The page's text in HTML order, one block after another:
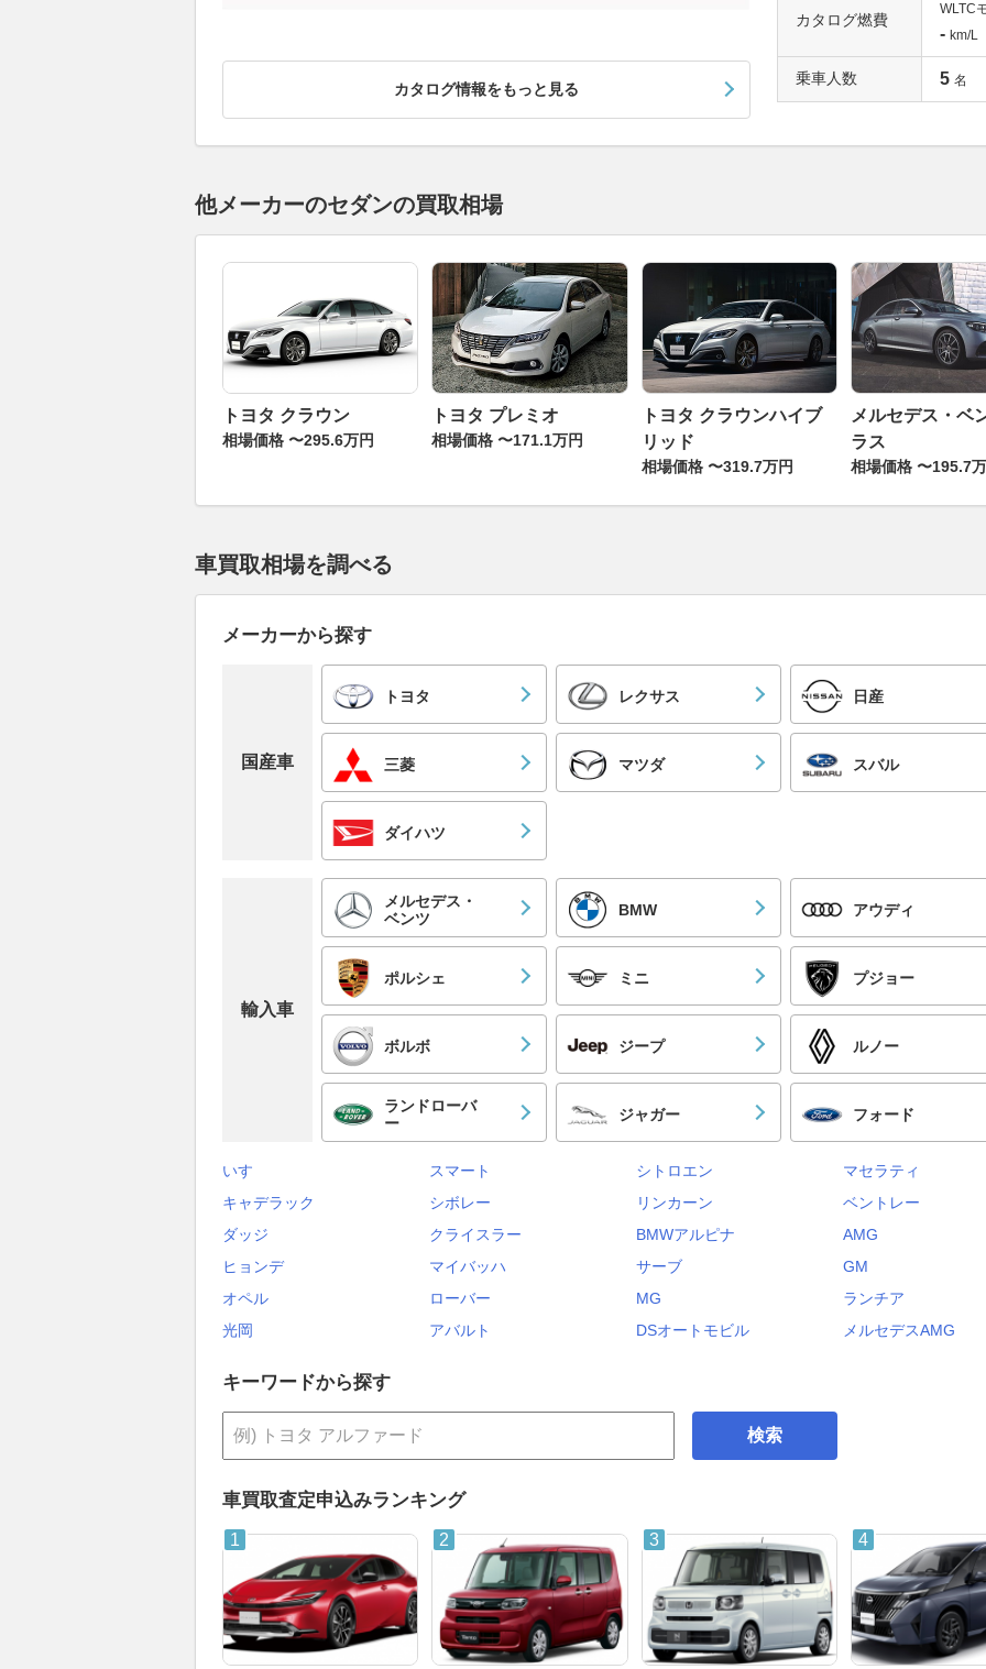
カタログ情報をもっと見る
カタログ燃費
WLTC
- km/L
乗車人数 5 名
他メーカーのセダンの買取相場
トヨタ クラウン
相場価格 〜295.6万円
トヨタ プレミオ
相場価格 〜171.1万円
トヨタ クラウンハイブ
リッド
相場価格 〜319.7万円
メルセデス・ベ
ラス
相場価格 〜195.7
車買取相場を調べる
メーカーから探す
国産車
トヨタ レクサス 日産
三菱 マツダ スバル
ダイハツ
輸入車
メルセデス・
ベンツ
BMW アウディ
ポルシェ ミニ プジョー
ボルボ ジープ ルノー
ランドローバ
ー
ジャガー フォード
いすゞ スマート シトロエン マセラティ
キャデラック
シボレー リンカーン ベントレー
ダッジ
クライスラー BMWアルピナ AMG
ヒョンデ
マイバッハ サーブ GM
オペル
ローバー MG ランチア
光岡
アバルト DSオートモビル メルセデスAMG
キーワードから探す
検索
車買取査定申込みランキング